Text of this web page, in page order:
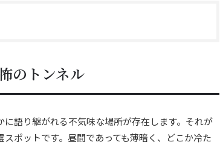
のトンネル
語り継がれる不気味な場所が存在します。それが
スポットです。昼間であっても薄暗く、どこか冷た